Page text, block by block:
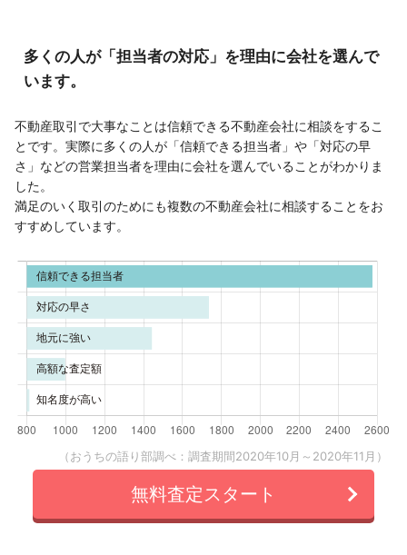
多くの人が「担当者の対応」を理由に会社を選んで
います。
不動産取引で大事なことは信頼できる不動産会社に相談をするこ
とです。実際に多くの人が「信頼できる担当者」や「対応の早
さ」などの営業担当者を理由に会社を選んでいることがわかりま
した。
満足のいく取引のためにも複数の不動産会社に相談することをお
すすめしています。
（おうちの語り部調べ：調査期間2020年10月～2020年11月）
無料査定スタート